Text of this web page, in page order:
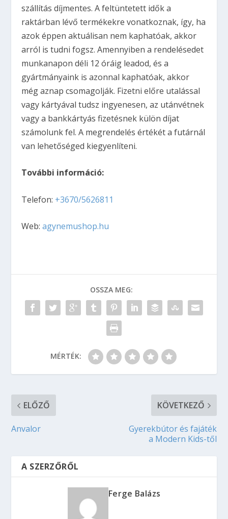
szállítás díjmentes. A feltüntetett idők a
raktárban lévő termékekre vonatkoznak, így, ha
azok éppen aktuálisan nem kaphatóak, akkor
arról is tudni fogsz. Amennyiben a rendelésedet
munkanapon déli 12 óráig leadod, és a
gyártmányaink is azonnal kaphatóak, akkor
még aznap csomagolják. Fizetni előre utalással
vagy kártyával tudsz ingyenesen, az utánvétnek
vagy a bankkártyás fizetésnek külön díjat
számolunk fel. A megrendelés értékét a futárnál
van lehetőséged kiegyenlíteni.
További információ:
Telefon: +3670/5626811
Web:agynemushop.hu
OSSZA MEG:
MÉRTÉK:
ELŐZŐ
Anvalor
KÖVETKEZŐ
Gyerekbútor és fajáték
a Modern Kids-től
A SZERZŐRŐL
Ferge Balázs